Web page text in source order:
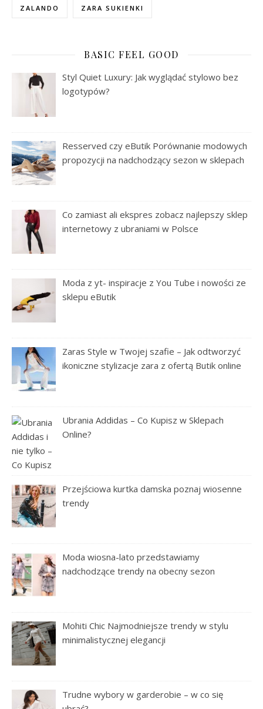
ZALANDO ZARA SUKIENKI
BASIC FEEL GOOD
Styl Quiet Luxury: Jak wyglądać stylowo bez
logotypów?
Resserved czy eButik Porównanie modowych
propozycji na nadchodzący sezon w sklepach
Co zamiast ali ekspres zobacz najlepszy sklep
internetowy z ubraniami w Polsce
Moda z yt- inspiracje z You Tube i nowości ze
sklepu eButik
Zaras Style w Twojej szafie – Jak odtworzyć
ikoniczne stylizacje zara z ofertą Butik online
Ubrania Addidas – Co Kupisz w Sklepach
Online?
Przejściowa kurtka damska poznaj wiosenne
trendy
Moda wiosna-lato przedstawiamy
nadchodzące trendy na obecny sezon
Mohiti Chic Najmodniejsze trendy w stylu
minimalistycznej elegancji
Trudne wybory w garderobie – w co się